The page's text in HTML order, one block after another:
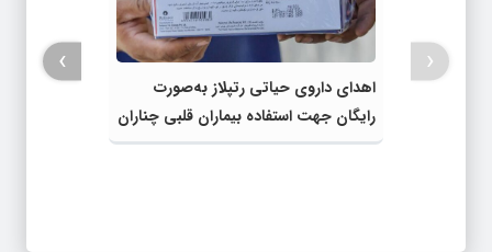
اهدای داروی حیاتی رتپلاز به‌صورت
رایگان جهت استفاده بیماران قلبی چناران
‹
›